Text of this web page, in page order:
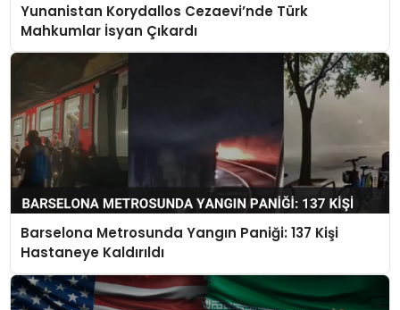
Yunanistan Korydallos Cezaevi’nde Türk
Mahkumlar İsyan Çıkardı
Barselona Metrosunda Yangın Paniği: 137 Kişi
Hastaneye Kaldırıldı